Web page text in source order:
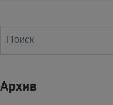
Архив